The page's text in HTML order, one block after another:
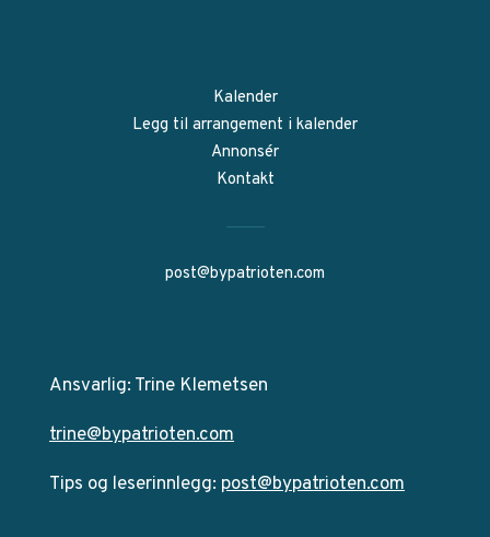
Kalender
Legg til arrangement i kalender
Annonsér
Kontakt
post@bypatrioten.com
Ansvarlig: Trine Klemetsen
trine@bypatrioten.com
Tips og leserinnlegg: post@bypatrioten.com